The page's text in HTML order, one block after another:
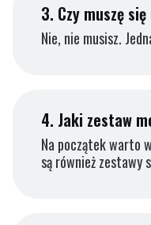
3. Czy muszę
Nie, nie musisz.
4. Jaki zestaw
Na początek warto
są również zestawy